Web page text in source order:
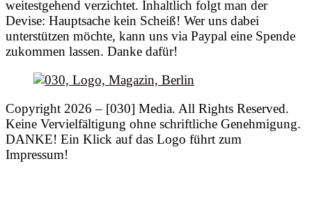
weitestgehend verzichtet. Inhaltlich folgt man der
Devise: Hauptsache kein Scheiß! Wer uns dabei
unterstützen möchte, kann uns via Paypal eine Spende
zukommen lassen. Danke dafür!
Copyright 2026 – [030] Media. All Rights Reserved.
Keine Vervielfältigung ohne schriftliche Genehmigung.
DANKE! Ein Klick auf das Logo führt zum
Impressum!